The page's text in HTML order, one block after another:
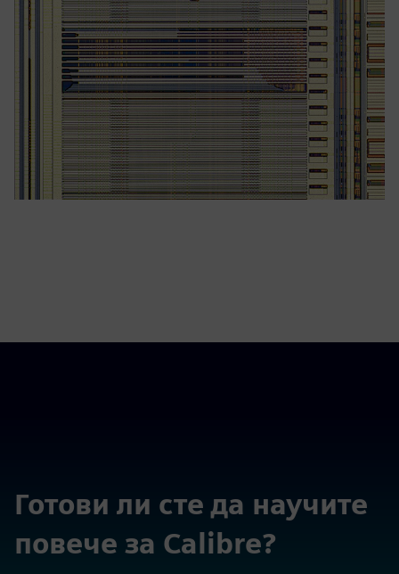
Готови ли сте да научите
повече за Calibre?